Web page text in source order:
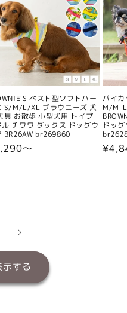
ベスト型ソフトハー
S/M/L/XL ブラウニーズ 犬
具 お散歩 小型犬用 トイプ
ル チワワ ダックス ドッグウ
BR26AW br269860
〜
バイ
M/M-
ドッ
通
する